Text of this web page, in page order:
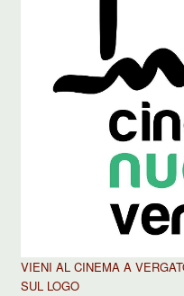
VIENI AL CINEMA A
SUL LOGO